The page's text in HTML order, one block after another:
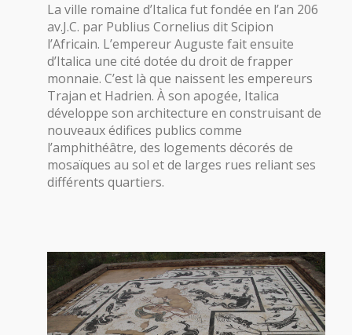
La ville romaine d’Italica fut fondée en l’an 206
av.J.C. par Publius Cornelius dit Scipion
l’Africain. L’empereur Auguste fait ensuite
d’Italica une cité dotée du droit de frapper
monnaie. C’est là que naissent les empereurs
Trajan et Hadrien. À son apogée, Italica
développe son architecture en construisant de
nouveaux édifices publics comme
l’amphithéâtre, des logements décorés de
mosaïques au sol et de larges rues reliant ses
différents quartiers.